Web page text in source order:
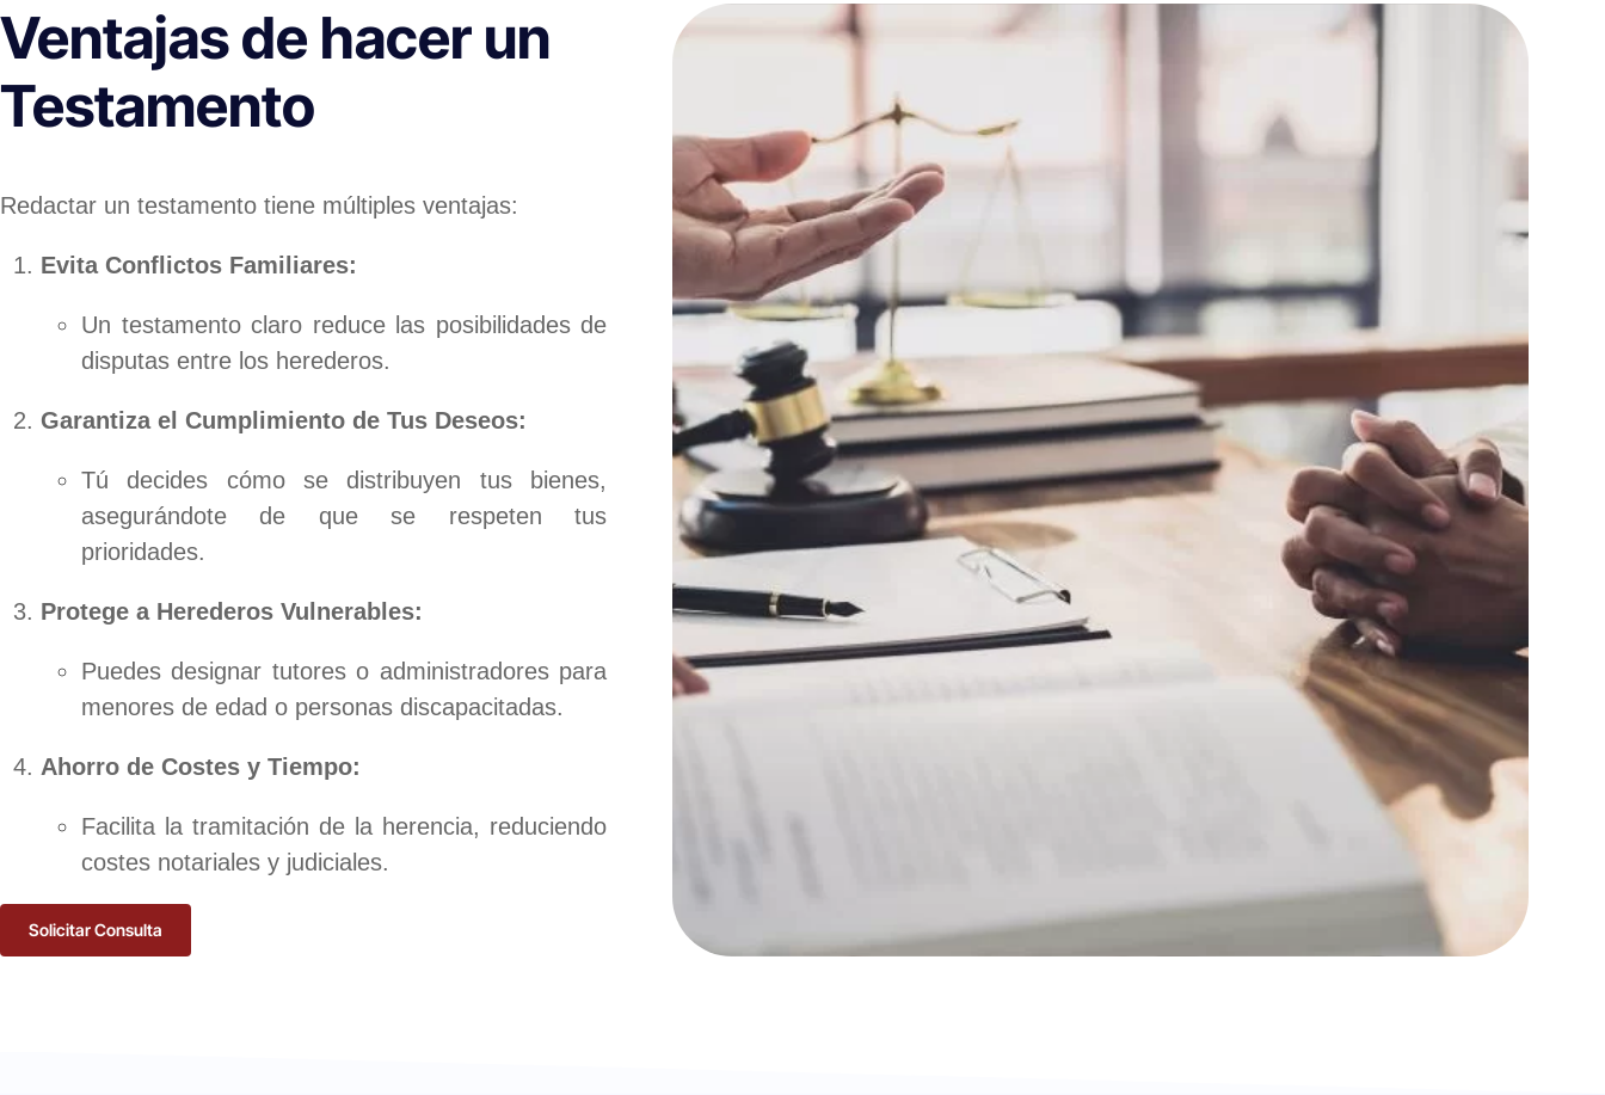
Ventajas de hacer un
Testamento
Redactar un testamento tiene múltiples ventajas:
Evita Conflictos Familiares:
Un testamento claro reduce las posibilidades de
disputas entre los herederos.
Garantiza el Cumplimiento de Tus Deseos:
Tú decides cómo se distribuyen tus bienes,
asegurándote de que se respeten tus
prioridades.
Protege a Herederos Vulnerables:
Puedes designar tutores o administradores para
menores de edad o personas discapacitadas.
Ahorro de Costes y Tiempo:
Facilita la tramitación de la herencia, reduciendo
costes notariales y judiciales.
Solicitar Consulta